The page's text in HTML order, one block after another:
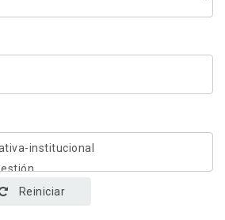
Reiniciar